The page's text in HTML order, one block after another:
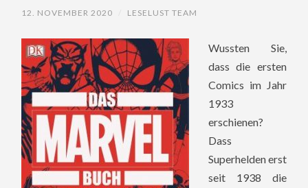
12. NOVEMBER 2020 LESELUST TEAM
Wussten Sie,
dass die ersten
Comics im Jahr
1933
erschienen?
Dass
Superhelden erst
seit 1938 die